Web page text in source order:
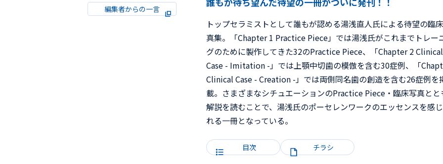
編集者からの一言
トップセラミストとして誰もが認める湯浅直人氏による待望の臨
真集。「Chapter 1 Practice Piece」では湯浅氏がこれまでトレー
グのために製作してきた32のPractice Piece、「Chapter 2 Clinical
Case - Imitation -」では上顎中切歯の模倣を含む30症例、「
Clinical Case - Creation -」では両側同名歯の創造を含む26症例を
載。さまざまなシチュエーションのPractice Piece・臨床写真とと
解説を読むことで、湯浅氏のポーセレンワークのエッセンスを感
れる一冊となっている。
目次 チラシ